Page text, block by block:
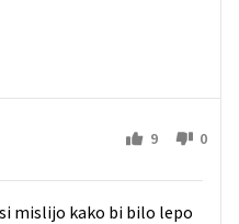
9 0
mislijo kako bi bilo lepo